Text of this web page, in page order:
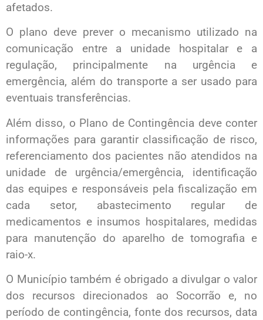
afetados.
O plano deve prever o mecanismo utilizado na
comunicação entre a unidade hospitalar e a
regulação, principalmente na urgência e
emergência, além do transporte a ser usado para
eventuais transferências.
Além disso, o Plano de Contingência deve conter
informações para garantir classificação de risco,
referenciamento dos pacientes não atendidos na
unidade de urgência/emergência, identificação
das equipes e responsáveis pela fiscalização em
cada setor, abastecimento regular de
medicamentos e insumos hospitalares, medidas
para manutenção do aparelho de tomografia e
raio-x.
O Município também é obrigado a divulgar o valor
dos recursos direcionados ao Socorrão e, no
período de contingência, fonte dos recursos, data